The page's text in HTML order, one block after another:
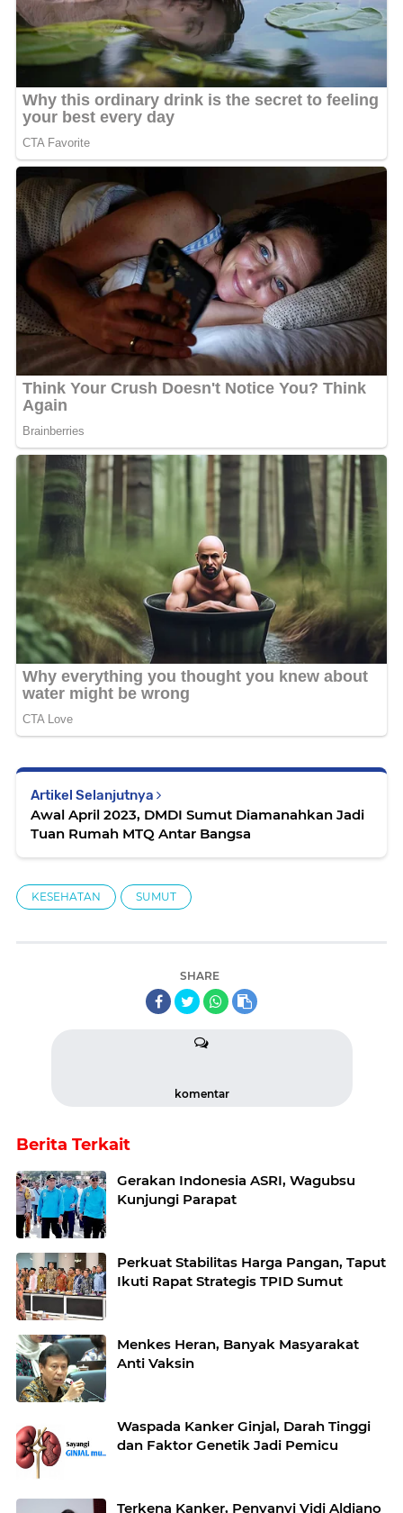
Artikel Selanjutnya
Awal April 2023, DMDI Sumut Diamanahkan Jadi
Tuan Rumah MTQ Antar Bangsa
KESEHATAN SUMUT
SHARE
komentar
Berita Terkait
Gerakan Indonesia ASRI, Wagubsu
Kunjungi Parapat
Perkuat Stabilitas Harga Pangan, Taput
Ikuti Rapat Strategis TPID Sumut
Menkes Heran, Banyak Masyarakat
Anti Vaksin
Waspada Kanker Ginjal, Darah Tinggi
dan Faktor Genetik Jadi Pemicu
Terkena Kanker, Penyanyi Vidi Aldiano